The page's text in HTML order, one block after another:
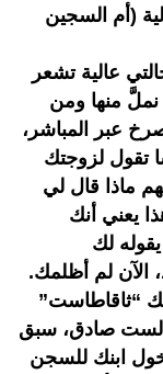
(أم السجين
عالية تشعر
نملَّ منها ومن
عبر المباشر،
تقول لزوجتك
ماذا قال لي
يعني أنك
لك
الآن لم أظلمك.
“ثاقاطاست”
لست صادق، سبق
ابنك للسجن